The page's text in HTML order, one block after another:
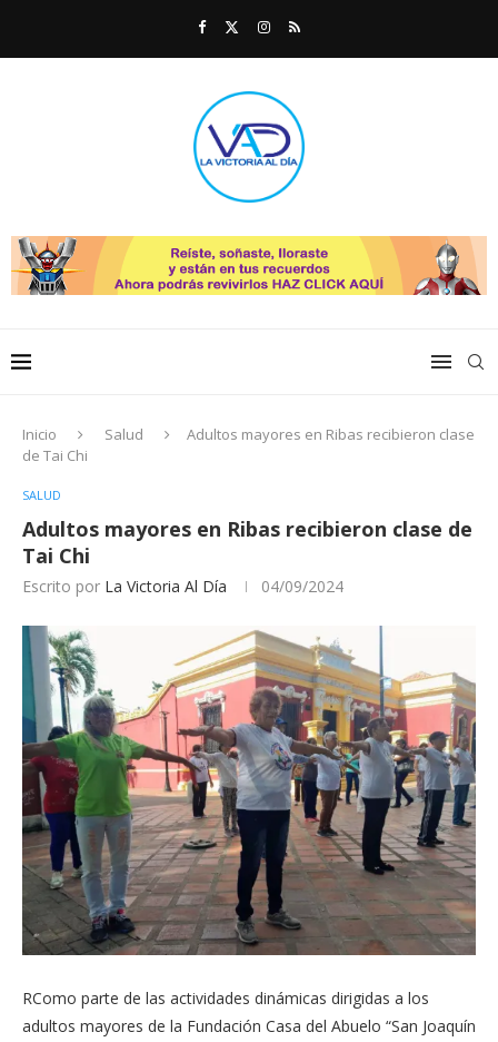
Inicio Salud
Adultos mayores en Ribas recibieron clase
de Tai Chi
SALUD
Adultos mayores en Ribas recibieron clase de
Tai Chi
Escrito por La Victoria Al Día 04/09/2024
RComo parte de las actividades dinámicas dirigidas a los
adultos mayores de la Fundación Casa del Abuelo “San Joaquín